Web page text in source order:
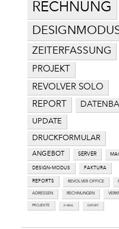
RECHNUNG
ZEITERFASSUNG
PROJEKT
REVOLVER SOLO
REPORT
UPDATE
DRUCKFORMULAR
ANGEBOT SERVER
DESIGN-MODUS FAKTURA
REPORTS REVOLVER OFFICE
ADRESSEN RECHNUNGEN
PROJEKTE E-MAIL EXPORT